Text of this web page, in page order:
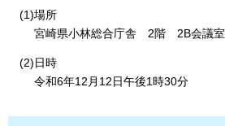
(1)場所
宮崎県小林総合庁舎
2階 2B会議室
(2)日時
令和6年12月12日午後1時30分